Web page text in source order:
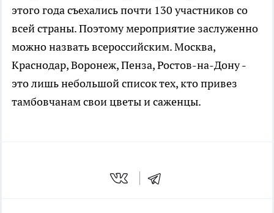
этого года съехались почти 130 участников со
всей страны. Поэтому мероприятие заслуженно
можно назвать всероссийским. Москва,
Краснодар, Воронеж, Пенза, Ростов-на-Дону -
это лишь небольшой список тех, кто привез
тамбовчанам свои цветы и саженцы.